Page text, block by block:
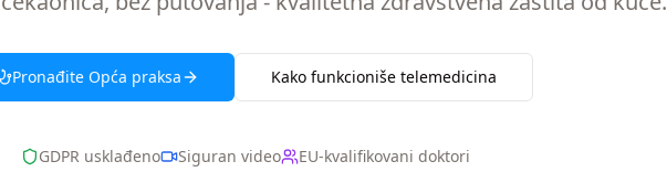
Pronađite Opća praksa Kako funkcioniše telemedicina
GDPR usklađeno Siguran video EU-kvalifikovani doktori